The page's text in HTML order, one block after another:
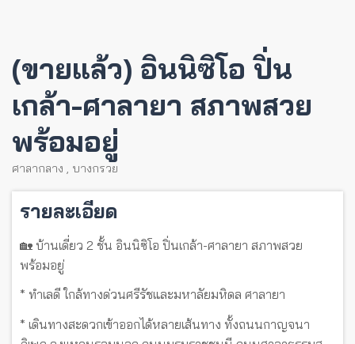
(ขายแล้ว) อินนิซิโอ ปิ่น
เกล้า-ศาลายา สภาพสวย
พร้อมอยู่
ศาลากลาง , บางกรวย
รายละเอียด
🏡 บ้านเดี่ยว 2 ชั้น อินนิซิโอ ปิ่นเกล้า-ศาลายา สภาพสวย
พร้อมอยู่
* ทำเลดี ใกล้ทางด่วนศรีรัชและมหาลัยมหิดล ศาลายา
* เดินทางสะดวกเข้าออกได้หลายเส้นทาง ทั้งถนนกาญจนา